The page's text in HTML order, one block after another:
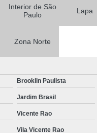
Interior de São
Paulo
Lapa
Zona Norte
Brooklin Paulista
Jardim Brasil
Vicente Rao
Vila Vicente Rao